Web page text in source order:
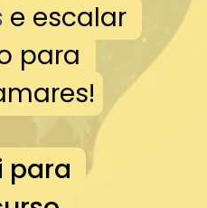
e escalar
para
para
e escalar
para
para